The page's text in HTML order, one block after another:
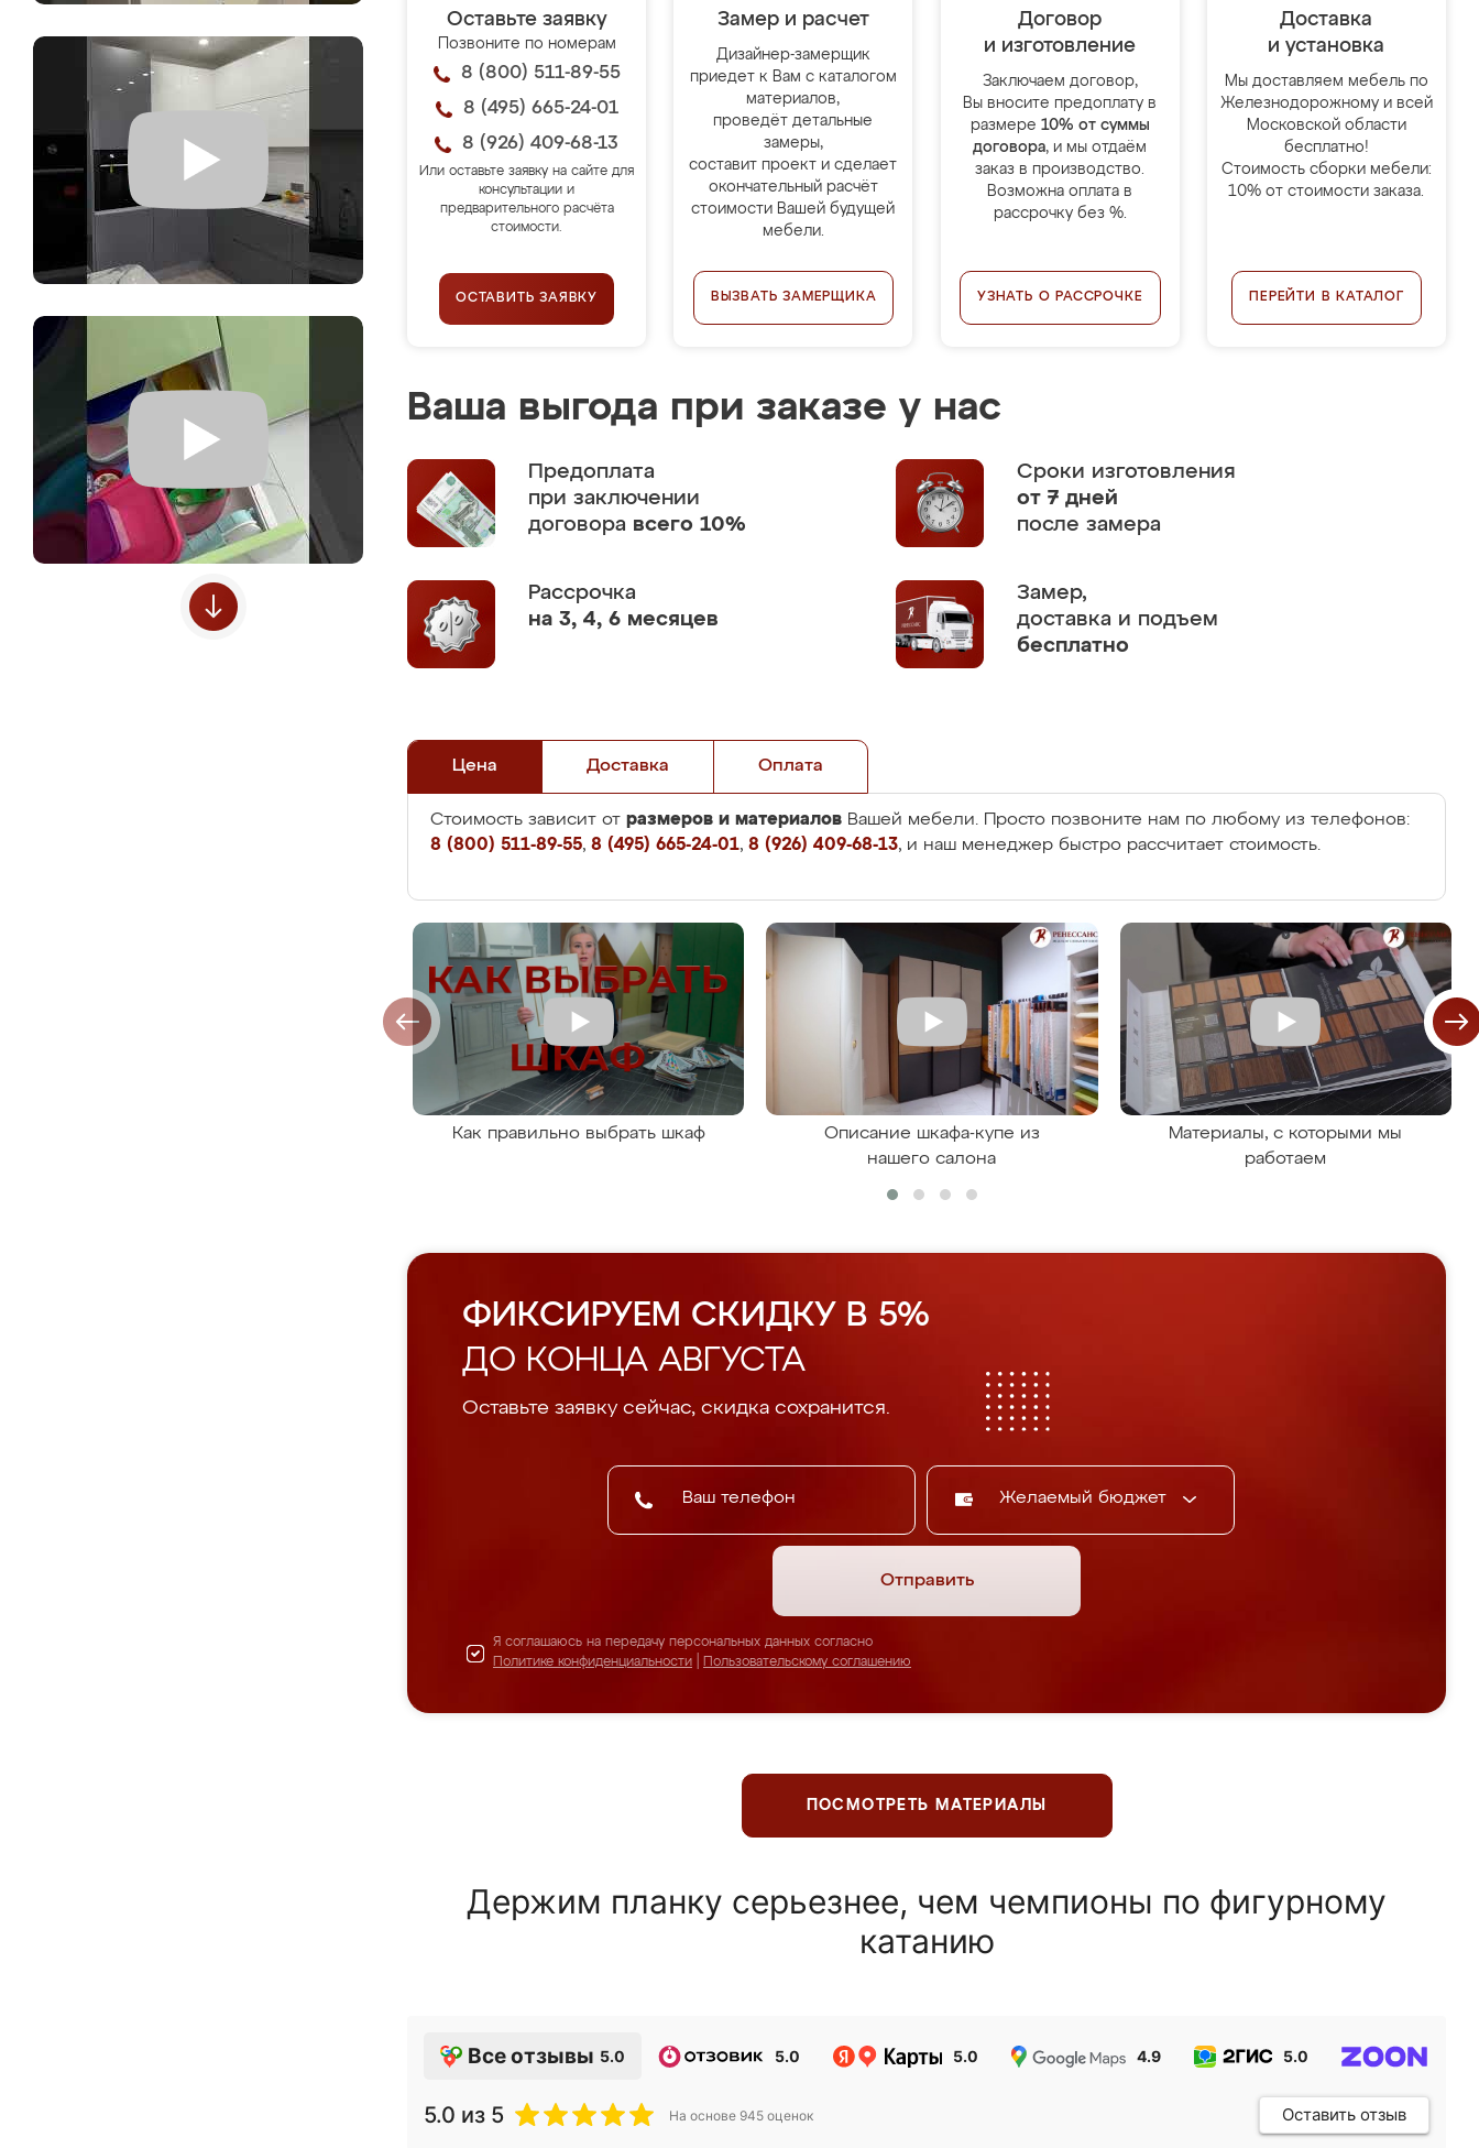
Оставьте заявку
Позвоните по номерам
8 (800) 511-89-55
8 (495) 665-24-01
8 (926) 409-68-13
Или оставьте заявку на сайте для
консультации и
предварительного расчёта
стоимости.
ОСТАВИТЬ ЗАЯВКУ
Замер и расчет
Дизайнер-замерщик
приедет к Вам с каталогом
материалов,
проведёт детальные
замеры,
составит проект и сделает
окончательный расчёт
стоимости Вашей будущей
мебели.
ВЫЗВАТЬ ЗАМЕРЩИКА
Договор
и изготовление
Заключаем договор,
Вы вносите предоплату в
размере 10% от суммы
договора, и мы отдаём
заказ в производство.
Возможна оплата в
рассрочку без %.
УЗНАТЬ О РАССРОЧКЕ
Доставка
и установка
Мы доставляем мебель по
Железнодорожному и всей
Московской области
бесплатно!
Стоимость сборки мебели:
10% от стоимости заказа.
ПЕРЕЙТИ В КАТАЛОГ
Ваша выгода при заказе у нас
Предоплата
при заключении
договора всего 10%
Сроки изготовления
от 7 дней
после замера
Рассрочка
на 3, 4, 6 месяцев
Замер,
доставка и подъем
бесплатно
Цена Доставка Оплата
Стоимость зависит от размеров и материалов Вашей мебели. Просто позвоните нам по любому из телефонов:
8 (800) 511-89-55, 8 (495) 665-24-01, 8 (926) 409-68-13, и наш менеджер быстро рассчитает стоимость.
Как правильно выбрать шкаф
Описание шкафа-купе из
нашего салона
Материалы, с которыми мы
работаем
ФИКСИРУЕМ СКИДКУ В 5%
ДО КОНЦА АВГУСТА
Оставьте заявку сейчас, скидка сохранится.
Желаемый бюджет
Отправить
Я соглашаюсь на передачу персональных данных согласно
Политике конфиденциальности
Пользовательскому соглашению
ПОСМОТРЕТЬ МАТЕРИАЛЫ
Держим планку серьезнее, чем чемпионы по фигурному
катанию
Все отзывы 5.0 5.0 5.0 4.9 5.0
5.0 из 5 На основе 945 оценок Оставить отзыв